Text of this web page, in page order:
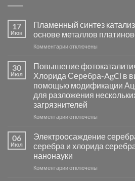
17
Июн
Пламенный синтез
основе металлов
Комментариик
Пламенный
синтез
катализаторов
и
сенсоров
на
основе
группы
отключены
30
Июл
Повышение
Хлорида Серебра-AgCl в
помощью модификации
для разложения
загрязнителей
Комментариик
фотокаталитической
активности
Хлорида
Серебра-
отключены
06
Июл
Электроосаждение
серебра и хлорида
нанонауки
Комментариикотключены